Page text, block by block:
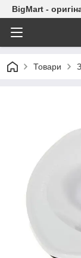
BigMart -
Товари